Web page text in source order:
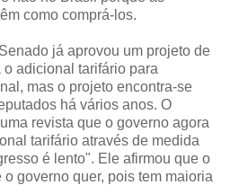
como comprá-los.
já aprovou um projeto de
o adicional tarifário para
mas o projeto encontra-se
há vários anos. O
revista que o governo agora
tarifário através de medida
é lento". Ele afirmou que o
governo quer, pois tem maioria